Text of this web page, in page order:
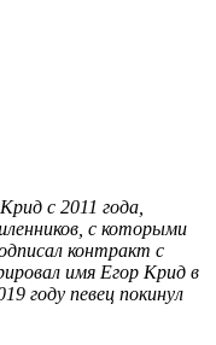
с 2011 года,
с которыми
контракт с
имя Егор Крид в
году певец покинул